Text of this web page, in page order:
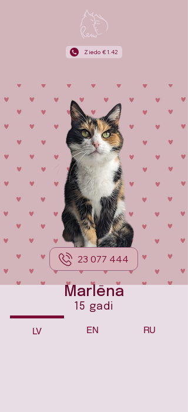
Ziedo €1.42
LV EN RU
23 077 444
Marlēna
15 gadi